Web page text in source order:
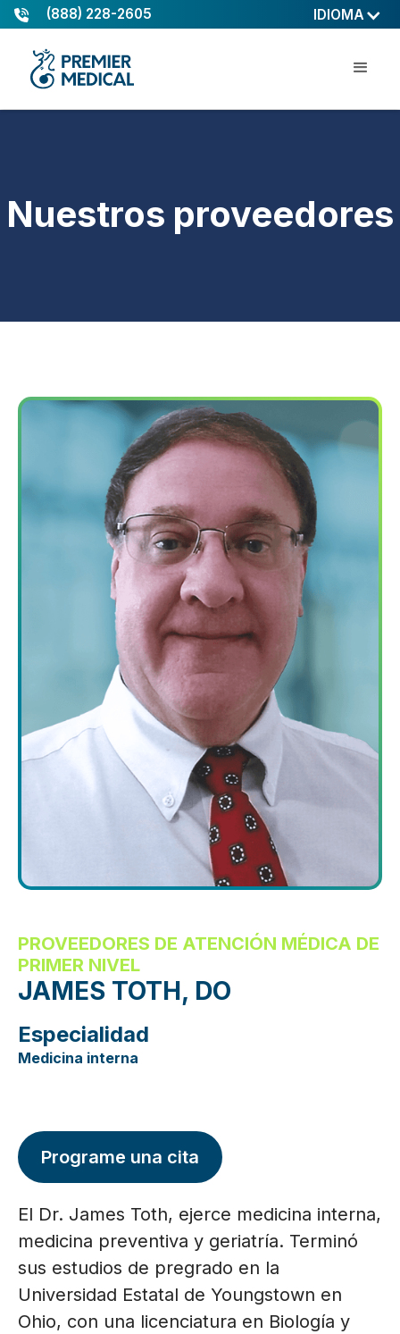
(888) 228-2605 IDIOMA
Nuestros proveedores
PROVEEDORES DE ATENCIÓN MÉDICA DE
PRIMER NIVEL
JAMES TOTH, DO
Especialidad
Medicina interna
Programe una cita
El Dr. James Toth, ejerce medicina interna,
medicina preventiva y geriatría. Terminó
sus estudios de pregrado en la
Universidad Estatal de Youngstown en
Ohio, con una licenciatura en Biología y